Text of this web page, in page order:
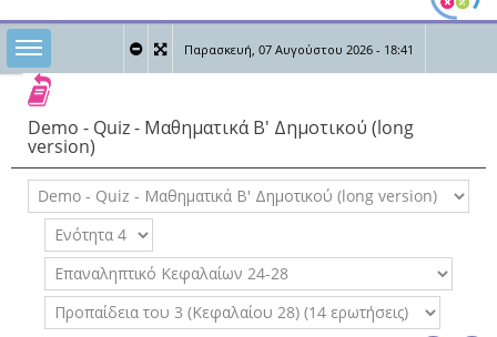
Toggle sidebar
Παρασκευή, 07 Αυγούστου 2026 - 18:41
Demo - Quiz - Μαθηματικά Β' Δημοτικού (long
version)